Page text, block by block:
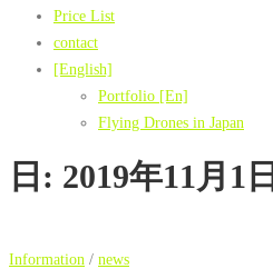
Price List
contact
[English]
Portfolio [En]
Flying Drones in Japan
日: 2019年11月1日
Information / news